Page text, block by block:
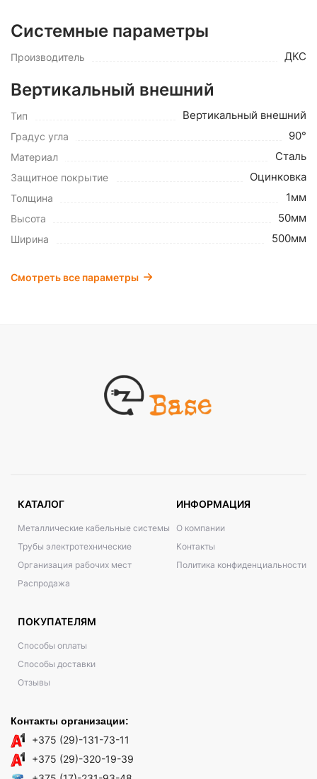
Системные параметры
Производитель ДКС
Вертикальный внешний
Тип Вертикальный внешний
Градус угла 90°
Материал Сталь
Защитное покрытие Оцинковка
Толщина 1мм
Высота 50мм
Ширина 500мм
Смотреть все параметры
КАТАЛОГ
Металлические кабельные системы
Трубы электротехнические
Организация рабочих мест
Распродажа
ИНФОРМАЦИЯ
О компании
Контакты
Политика конфиденциальности
ПОКУПАТЕЛЯМ
Способы оплаты
Способы доставки
Отзывы
Контакты организации:
+375 (29)-131-73-11
+375 (29)-320-19-39